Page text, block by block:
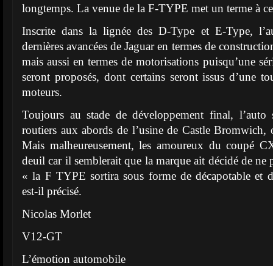
longtemps. La venue de la F-TYPE met un terme à
Inscrite dans la lignée des D-Type et E-Type,
dernières avancées de Jaguar en termes de
mais aussi en termes de motorisations puisqu’une
seront proposés, dont certains seront issus d’une
moteurs.
Toujours au stade de développement final, l’auto
routiers aux abords de l’usine de Castle Bromwich,
Mais malheureusement, les amoureux du coupé
deuil car il semblerait que la marque ait décidé de ne
« la F TYPE sortira sous forme de décapotable et
est-il précisé.
Nicolas Morlet
V12-GT
L’émotion automobile